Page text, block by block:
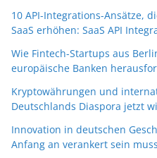
10 API-Integrations-Ansätze,
SaaS erhöhen: SaaS API
Wie Fintech-Startups aus
europäische Banken
Kryptowährungen und
Deutschlands Diaspora jetzt
Innovation in deutschen
Anfang an verankert sein muss